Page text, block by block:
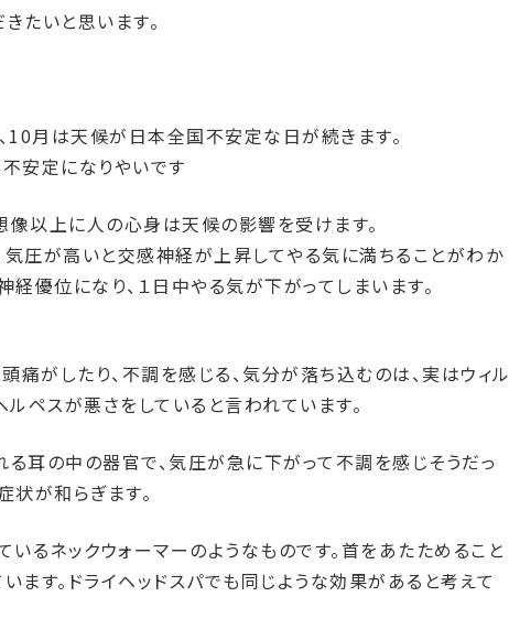
たいと思います。
10月は天候が日本全国不安定な日が続きます。
安定になりやいです
像以上に人の心身は天候の影響を受けます。
圧が高いと交感神経が上昇してやる気に満ちることがわか
優位になり、１日中やる気が下がってしまいます。
痛がしたり、不調を感じる、気分が落ち込むのは、実はウィル
ペスが悪さをしていると言われています。
耳の中の器官で、気圧が急に下がって不調を感じそうだっ
状が和らぎます。
るネックウォーマーのようなものです。首をあたためること
す。ドライヘッドスパでも同じような効果があると考えて